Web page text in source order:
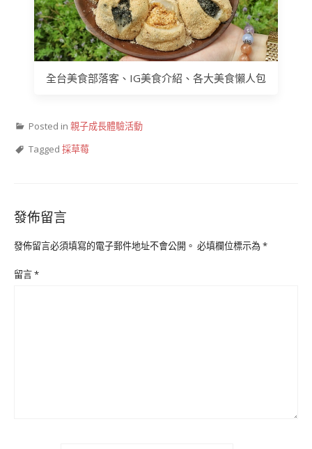
全台美食部落客、IG美食介紹、各大美食懶人包
Posted in 親子成長體驗活動
Tagged 採草莓
發佈留言
發佈留言必須填寫的電子郵件地址不會公開。 必填欄位標示為*
留言*